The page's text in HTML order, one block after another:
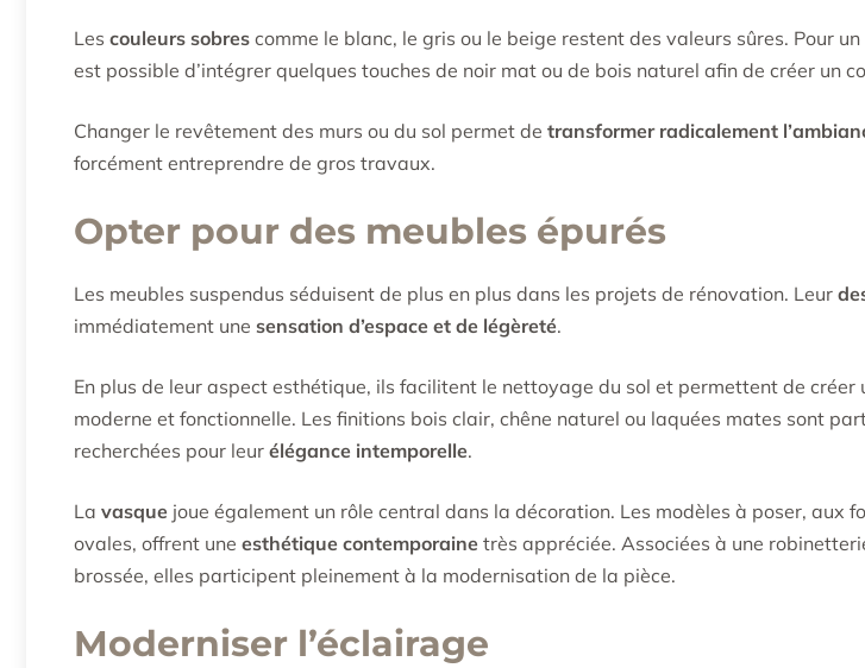
Les couleurs sobres comme le blanc, le gris ou le beige restent des valeurs sûres. Pour
est possible d’intégrer quelques touches de noir mat ou de bois naturel afin de créer un
Changer le revêtement des murs ou du sol permet de transformer radicalement
forcément entreprendre de gros travaux.
Opter pour des meubles épurés
Les meubles suspendus séduisent de plus en plus dans les projets de rénovation. Leur
immédiatement une sensation d’espace et de légèreté.
En plus de leur aspect esthétique, ils facilitent le nettoyage du sol et permettent de créer
moderne et fonctionnelle. Les finitions bois clair, chêne naturel ou laquées mates sont
recherchées pour leur élégance intemporelle.
La vasque joue également un rôle central dans la décoration. Les modèles à poser, aux
ovales, offrent une esthétique contemporaine très appréciée. Associées à une
brossée, elles participent pleinement à la modernisation de la pièce.
Moderniser l’éclairage